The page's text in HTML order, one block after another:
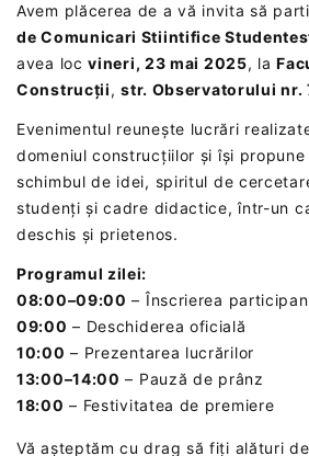
Avem plăcerea de a vă invita să
de Comunicari Stiintifice
avea locvineri, 23 mai 2025, la
Construcții,str. Observatorului nr.
Evenimentul reunește lucrări
domeniul construcțiilor și își
schimbul de idei, spiritul de
studenți și cadre didactice, într-un
deschis și prietenos.
Programul zilei:
08:00–09:00 – Înscrierea
09:00 – Deschiderea oficială
10:00 – Prezentarea lucrărilor
13:00–14:00 – Pauză de prânz
18:00 – Festivitatea de premiere
Vă așteptăm cu drag să fiți alături